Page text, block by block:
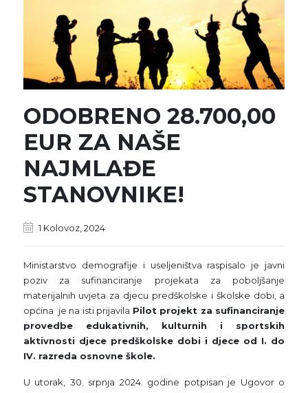
ODOBRENO 28.700,00
EUR ZA NAŠE
NAJMLAĐE
STANOVNIKE!
1 Kolovoz, 2024
Ministarstvo demografije i useljeništva raspisalo je javni
poziv za sufinanciranje projekata za poboljšanje
materijalnih uvjeta za djecu predškolske i školske dobi, a
općina je na isti prijavila Pilot projekt za sufinanciranje
provedbe edukativnih, kulturnih i sportskih
aktivnosti djece predškolske dobi i djece od I. do
IV. razreda osnovne škole.
U utorak, 30. srpnja 2024. godine potpisan je Ugovor o